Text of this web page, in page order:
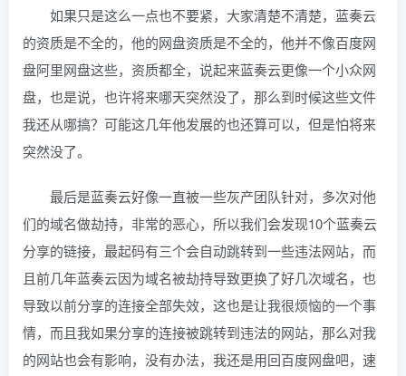
如果只是这么一点也不要紧，大家清楚不清楚，蓝奏云
的资质是不全的，他的网盘资质是不全的，他并不像百度网
盘阿里网盘这些，资质都全，说起来蓝奏云更像一个小众网
盘，也是说，也许将来哪天突然没了，那么到时候这些文件
我还从哪搞？可能这几年他发展的也还算可以，但是怕将来
突然没了。
最后是蓝奏云好像一直被一些灰产团队针对，多次对他
们的域名做劫持，非常的恶心，所以我们会发现10个蓝奏云
分享的链接，最起码有三个会自动跳转到一些违法网站，而
且前几年蓝奏云因为域名被劫持导致更换了好几次域名，也
导致以前分享的连接全部失效，这也是让我很烦恼的一个事
情，而且我如果分享的连接被跳转到违法的网站，那么对我
的网站也会有影响，没有办法，我还是用回百度网盘吧，速